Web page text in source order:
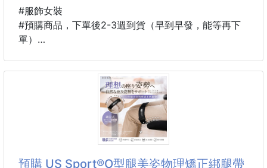
┎━━━━━━━━━━━━━━━━┒
㊙️ 團 購 瘋 狂 回 購 熱 銷 款 ㊙️
┖━━━━━━━━━━━━━━━━┚
⛔️超級優惠團購價，衣櫃內絕對少不的！
💗休閒衣款，不緊繃
💗寬鬆~~好穿又舒服
💗居家、旅行、上課都不挑，百搭不膩
💗保證你們會再回購
#服飾女裝
#預購商品，下單後2-3週到貨（早到早發，能等再下
單）
🎉最流行百搭，高腰、腿長設計🎉
🌟沒有打錯價錢，只有闆娘壞掉了🌟
❌外面夜市一條都要390\490元
🌟高腰‼️長腿設計‼️更顯瘦㊙️👍
預購 US Sport®O型腿美姿物理矯正綁腿帶